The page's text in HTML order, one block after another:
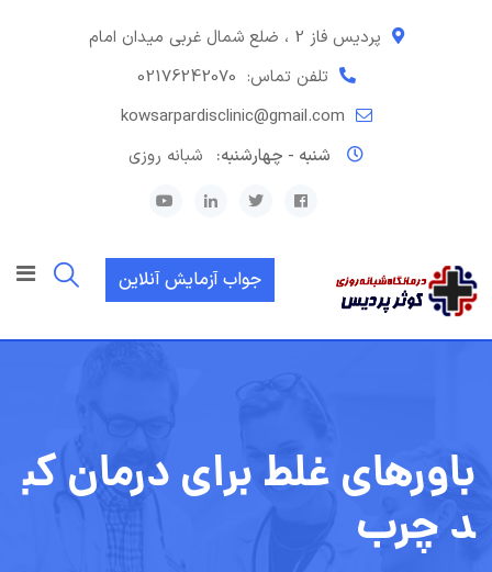
پردیس فاز 2 ، ضلع شمال غربی میدان امام
تلفن تماس: 02176242070
kowsarpardisclinic@gmail.com
شنبه - چهارشنبه:
شبانه روزی
جواب آزمایش آنلاین
باورهای غلط برای درمان کب
د چرب